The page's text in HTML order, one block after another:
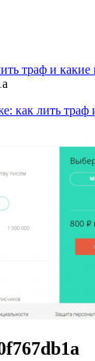
траф и
как лить